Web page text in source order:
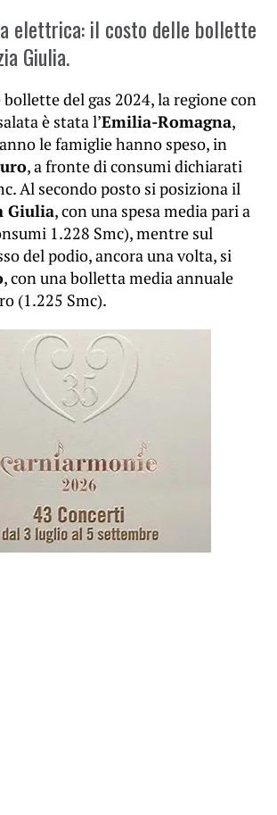
elettrica: il costo delle bollette
Giulia.
del gas 2024, la regione con
è stata l’Emilia-Romagna,
le famiglie hanno speso, in
, a fronte di consumi dichiarati
Al secondo posto si posiziona il
Giulia, con una spesa media pari a
1.228 Smc), mentre sul
del podio, ancora una volta, si
, con una bolletta media annuale
(1.225 Smc).